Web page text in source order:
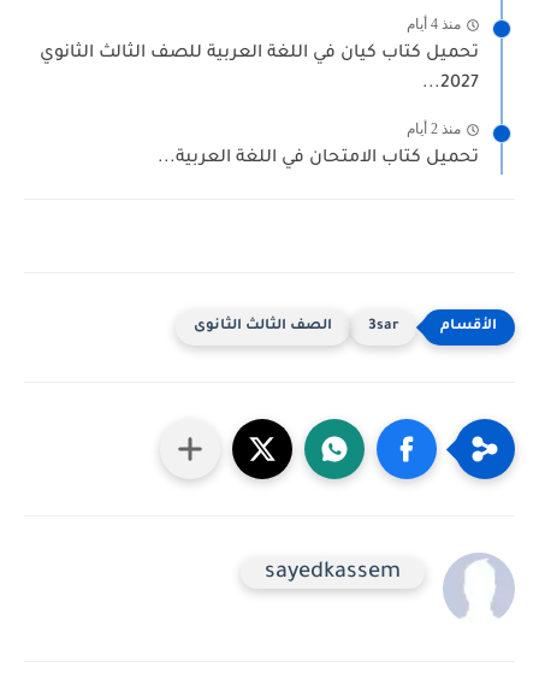
منذ 4 أيام
كتاب كيان في اللغة العربية للصف الثالث الثانوي
منذ 2 أيام
كتاب الامتحان في اللغة العربية...
3sar الصف الثالث الثانوى
sayedkassem